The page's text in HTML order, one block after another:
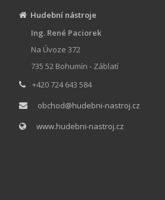
Hudební nástroje
Ing. René Paciorek
Na Úvoze 372
735 52 Bohumín - Záblatí
+420 724 643 584
obchod@hudebni-nastroj.cz
www.hudebni-nastroj.cz